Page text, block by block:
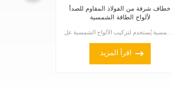
خطاف شرفة من الفولاذ المقاوم للصدأ
لألواح الطاقة الشمسية
خطاف الشرفة المصنوع من الفولاذ المقاوم للصدأ لألواح الطاقة الشمسية يُستخدم لتركيب الألواح الشمسية عل...
اقرأ المزيد